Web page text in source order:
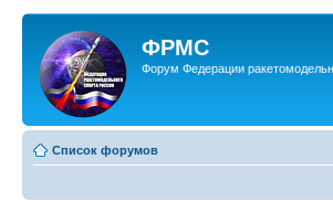
ФРМС
Форум Федерации
Список форумов